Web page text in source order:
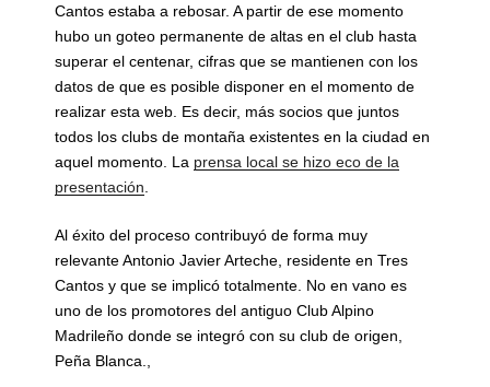
Cantos estaba a rebosar. A partir de ese momento
hubo un goteo permanente de altas en el club hasta
superar el centenar, cifras que se mantienen con los
datos de que es posible disponer en el momento de
realizar esta web. Es decir, más socios que juntos
todos los clubs de montaña existentes en la ciudad en
aquel momento. La prensa local se hizo eco de la
presentación
Al éxito del proceso contribuyó de forma muy
relevante Antonio Javier Arteche, residente en Tres
Cantos y que se implicó totalmente. No en vano es
uno de los promotores del antiguo Club Alpino
Madrileño donde se integró con su club de origen,
Peña Blanca.,